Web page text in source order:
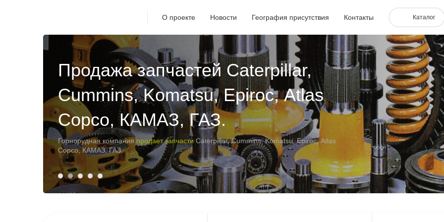
О проекте Новости География присутствия Контакты Каталог
Скоростная сушильная установка
Hazemag HRD-2100
Скоростная сушильнаяустановка Hazemag HRD-2100